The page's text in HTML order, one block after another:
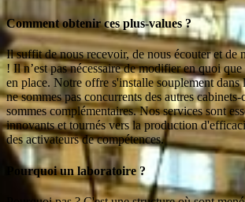
Comment obtenir ces plus-values ?
Il suffit de nous recevoir, de nous écouter et de
! Il n’est pas nécessaire de modifier en quoi
en place. Notre offre s'installe souplement
ne sommes pas concurrents des autres
sommes complémentaires. Nos services sont
innovants et tournés vers la production
des activateurs de compétences.
Pourquoi un laboratoire ?